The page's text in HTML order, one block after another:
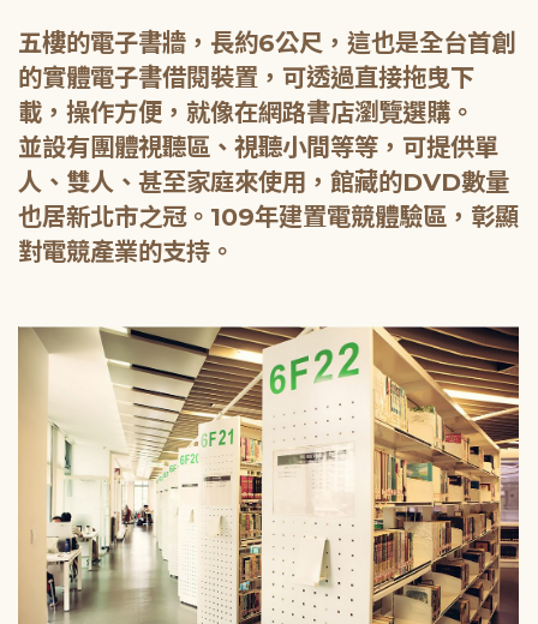
五樓的電子書牆，長約6公尺，這也是全台首創
的實體電子書借閱裝置，可透過直接拖曳下
載，操作方便，就像在網路書店瀏覽選購。
並設有團體視聽區、視聽小間等等，可提供單
人、雙人、甚至家庭來使用，館藏的DVD數量
也居新北市之冠。109年建置電競體驗區，彰顯
對電競產業的支持。